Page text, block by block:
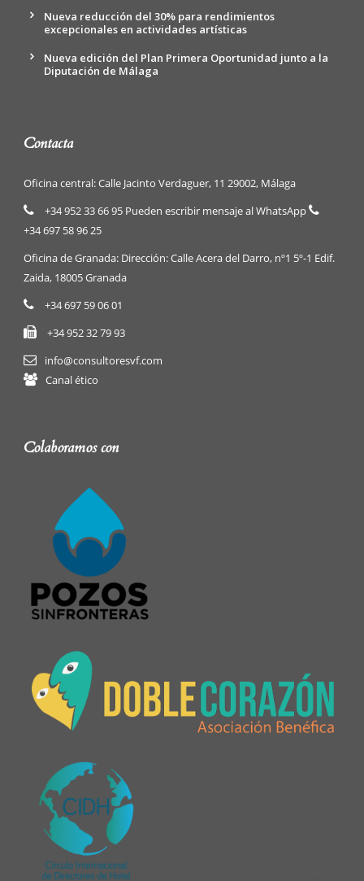
Nueva reducción del 30% para rendimientos
excepcionales en actividades artísticas
Nueva edición del Plan Primera Oportunidad junto a la
Diputación de Málaga
Contacta
Oficina central: Calle Jacinto Verdaguer, 11 29002, Málaga
+34 952 33 66 95 Pueden escribir mensaje al WhatsApp
+34 697 58 96 25
Oficina de Granada: Dirección: Calle Acera del Darro, nº1 5º-1 Edif.
Zaida, 18005 Granada
+34 697 59 06 01
+34 952 32 79 93
info@consultoresvf.com
Canal ético
Colaboramos con